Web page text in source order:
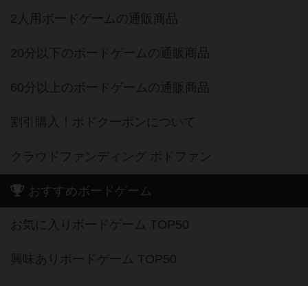
2人用ボードゲームの通販商品
20分以下のボードゲームの通販商品
60分以上のボードゲームの通販商品
割引購入！ボドクーポンについて
クラウドファンディング ボドファン
おすすめボードゲーム
お気に入りボードゲーム TOP50
興味ありボードゲーム TOP50